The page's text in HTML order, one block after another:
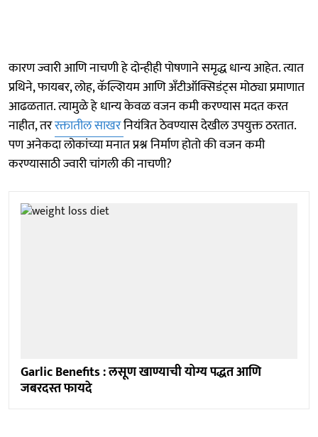
कारण ज्वारी आणि नाचणी हे दोन्हीही पोषणाने समृद्ध धान्य आहेत. त्यात
प्रथिने, फायबर, लोह, कॅल्शियम आणि अँटीऑक्सिडंट्स मोठ्या प्रमाणात
आढळतात. त्यामुळे हे धान्य केवळ वजन कमी करण्यास मदत करत
नाहीत, तररक्तातील साखरनियंत्रित ठेवण्यास देखील उपयुक्त ठरतात.
पण अनेकदा लोकांच्या मनात प्रश्न निर्माण होतो की वजन कमी
करण्यासाठी ज्वारी चांगली की नाचणी?
Garlic Benefits : लसूण खाण्याची योग्य पद्धत आणि
जबरदस्त फायदे